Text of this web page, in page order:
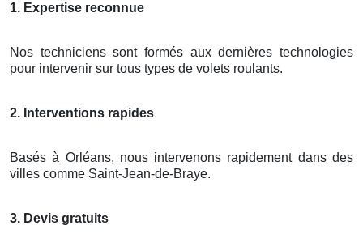
1. Expertise reconnue
Nos techniciens sont formés aux dernières technologies
pour intervenir sur tous types de volets roulants.
2. Interventions rapides
Basés à Orléans, nous intervenons rapidement dans des
villes comme Saint-Jean-de-Braye.
3. Devis gratuits